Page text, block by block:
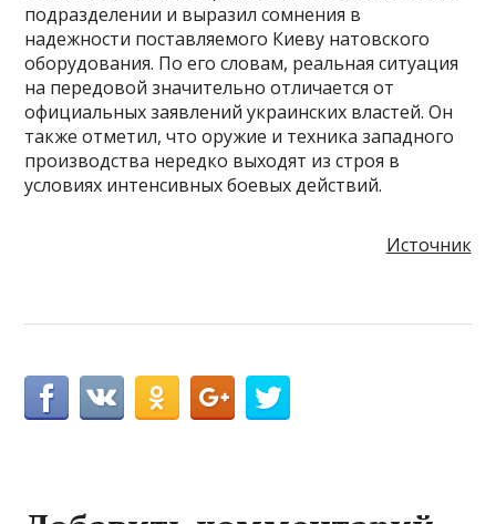
подразделении и выразил сомнения в
надежности поставляемого Киеву натовского
оборудования. По его словам, реальная ситуация
на передовой значительно отличается от
официальных заявлений украинских властей. Он
также отметил, что оружие и техника западного
производства нередко выходят из строя в
условиях интенсивных боевых действий.
Источник